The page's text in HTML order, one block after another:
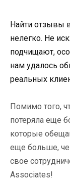
Найти отзывы
нелегко. Не
подчищают,
нам удалось
реальных
Помимо того,
потеряла еще
которые
еще больше,
свое
Associates!